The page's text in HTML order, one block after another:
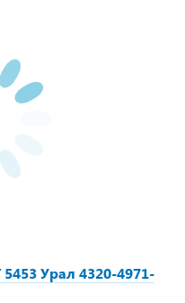
Урал 4320-4971-